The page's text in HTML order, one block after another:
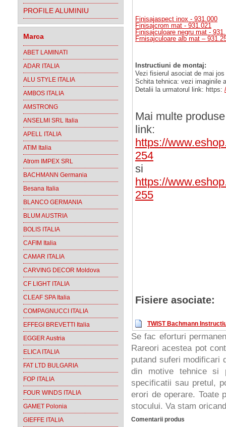
PROFILE ALUMINIU
Marca
ABET LAMINATI
ADAR ITALIA
ALU STYLE ITALIA
AMBOS ITALIA
AMSTRONG
ANSELMI SRL Italia
APELL ITALIA
ATIM Italia
Atrom IMPEX SRL
BACHMANN Germania
Besana Italia
BLANCO GERMANIA
BLUM AUSTRIA
BOLIS ITALIA
CAFIM Italia
CAMAR ITALIA
CARVING DECOR Moldova
CF LIGHT ITALIA
CLEAF SPA Italia
COMPAGNUCCI ITALIA
EFFEGI BREVETTI Italia
EGGER Austria
ELICA ITALIA
FAT LTD BULGARIA
FOP ITALIA
FOUR WINDS ITALIA
GAMET Polonia
GIEFFE ITALIA
Finisajaspect inox - 931.000
Finisajcrom mat - 931.021
Finisajculoare negru mat -
Frnisajculoare alb mat –
Instructiuni de montaj:
Vezi fisierul asociat de mai jos
Schita tehnica: vezi imaginile
Detalii la urmatorul link: https:
Mai multe
link:
https://
254
si
https://
255
Fisiere asociate:
TWIST Bachmann
Se fac eforturi
Rareori acestea pot
putand suferi modificari
din motive tehnice si
specificatii sau pretul,
erori de operare. Toate
stocului. Va stam
Comentarii produs